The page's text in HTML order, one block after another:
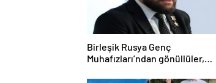
Birleşik Rusya Genç
Muhafızları’ndan gönüllüler,